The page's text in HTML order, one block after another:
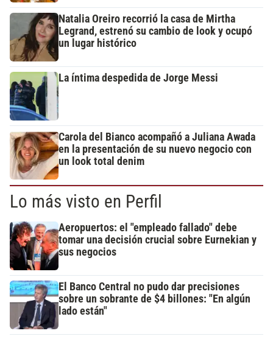
Natalia Oreiro recorrió la casa de Mirtha
Legrand, estrenó su cambio de look y ocupó
un lugar histórico
La íntima despedida de Jorge Messi
Carola del Bianco acompañó a Juliana Awada
en la presentación de su nuevo negocio con
un look total denim
Lo más visto en Perfil
Aeropuertos: el "empleado fallado" debe
tomar una decisión crucial sobre Eurnekian y
sus negocios
El Banco Central no pudo dar precisiones
sobre un sobrante de $4 billones: "En algún
lado están"